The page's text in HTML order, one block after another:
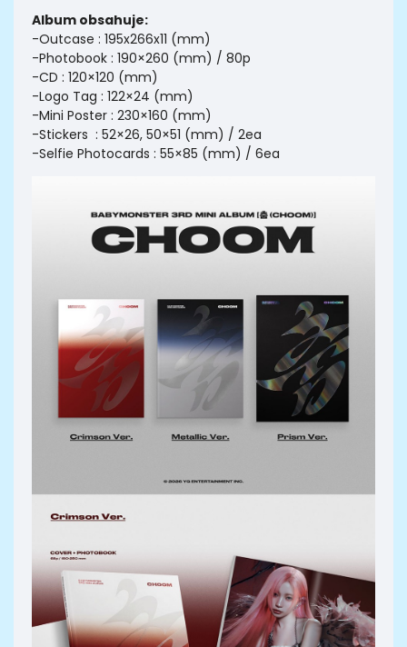
Album obsahuje:
-Outcase : 195x266x11 (mm)
-Photobook : 190×260 (mm) / 80p
-CD : 120×120 (mm)
-Logo Tag : 122×24 (mm)
-Mini Poster : 230×160 (mm)
-Stickers : 52×26, 50×51 (mm) / 2ea
-Selfie Photocards : 55×85 (mm) / 6ea